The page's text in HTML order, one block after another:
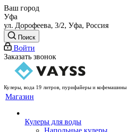
Ваш город
Уфа
ул. Дорофеева, 3/2, Уфа, Россия
Поиск
Войти
Заказать звонок
Кулеры, вода 19 литров, пурифайеры и кофемашины
Магазин
Кулеры для воды
Напольные кулеры